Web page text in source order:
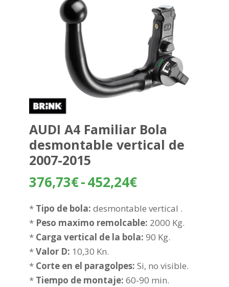
AUDI A4 Familiar Bola
desmontable vertical de
2007-2015
376,73€-452,24€Rango
precios:
desde
376,73€
452,24€
* Tipo de bola: desmontable vertical .
* Peso maximo remolcable: 2000 Kg.
* Carga vertical de la bola: 90 Kg.
*Valor D: 10,30 Kn.
* Corte en el paragolpes: Si, no visible.
* Tiempo de montaje: 60-90 min.